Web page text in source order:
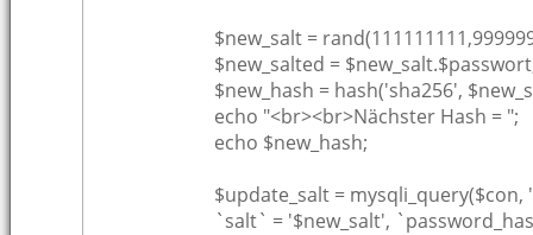
$new_salt =
$new_salted =
$new_hash = hash('sha256',
echo "<br><br>Nächster Hash = ";
echo $new_hash;
$update_salt = mysqli_query($con,
`salt` = '$new_salt',